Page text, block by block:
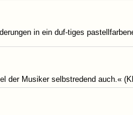
in ein duf-tiges
der Musiker selbstredend auch.«